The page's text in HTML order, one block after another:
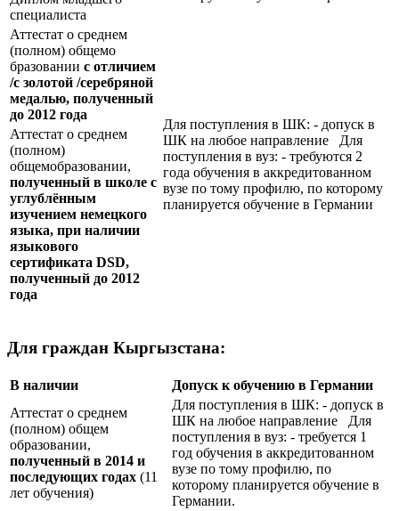
специалиста
Аттестат о среднем
(полном) общемо
бразовании с отличием
/с золотой /серебряной
медалью, полученный
до 2012 года
Для поступления в ШК: - допуск в
ШК на любое направление Для
поступления в вуз: - требуются 2
года обучения в аккредитованном
вузе по тому профилю, по которому
планируется обучение в Германии
Аттестат о среднем
(полном)
общемобразовании,
полученный в школе с
углублённым
изучением немецкого
языка, при наличии
языкового
сертификата DSD,
полученный до 2012
года
Для граждан Кыргызстана:
В наличии
Допуск к обучению в Германии
Аттестат о среднем
(полном) общем
образовании,
полученный в 2014 и
последующих годах (11
лет обучения)
Для поступления в ШК: - допуск в
ШК на любое направление Для
поступления в вуз: - требуется 1
год обучения в аккредитованном
вузе по тому профилю, по
которому планируется обучение в
Германии.